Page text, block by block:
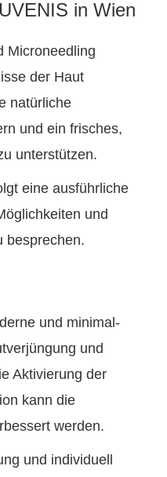
in Wien
Microneedling
der Haut
natürliche
und ein frisches,
unterstützen.
eine ausführliche
und
besprechen.
und minimal-
und
Aktivierung der
kann die
werden.
und individuell